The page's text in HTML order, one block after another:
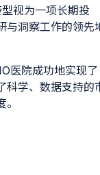
视为一项长期投
与洞察工作的领先
医院成功地实现了
科学、数据支持的